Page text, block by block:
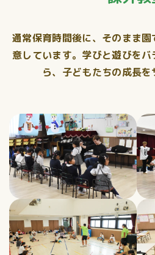
通常保育時間後に、そのまま
意しています。学びと遊びを
ら、子どもたちの成長を